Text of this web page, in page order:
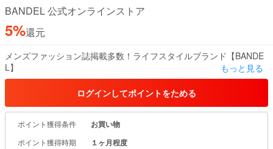
BANDEL 公式オンラインストア
5%還元
メンズファッション誌掲載多数！ライフスタイルブランド【BANDE
L】
特許取得技術【boostech（ブーステック）】を利用したシリコンア
クセサリーは、
バランス、パワー、スピード、柔軟性、あらゆる身体能力を向上さ
せることが可能。
特許 第6893713号
もっと見る
ログインしてポイントをためる
ポイント獲得条件 お買い物
ポイント獲得時期 １ヶ月程度